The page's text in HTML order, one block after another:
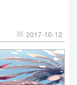
 2017-10-12